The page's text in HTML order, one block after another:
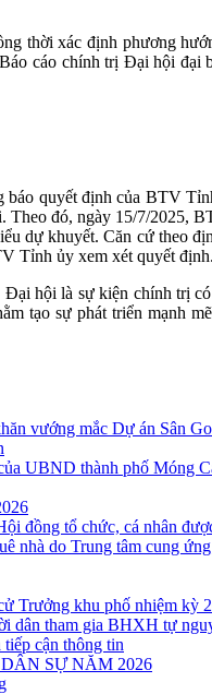
thời xác định phương
cáo chính trị Đại hội
quyết định của BTV
đó, ngày 15/7/2025,
khuyết. Căn cứ theo
Tỉnh ủy xem xét quyết định.
hội là sự kiện chính trị
tạo sự phát triển mạnh
vướng mắc Dự án Sân
đồng tổ chức, cá nhân
nhà do Trung tâm cung
Trưởng khu phố nhiệm kỳ
dân tham gia BHXH tự
cận thông tin
SỰ NĂM 2026